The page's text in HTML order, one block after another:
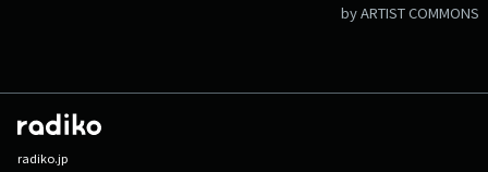
by ARTIST COMMONS
radiko.jp